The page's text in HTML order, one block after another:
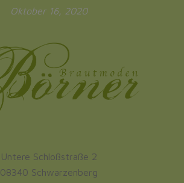
Oktober 16, 2020
Untere Schloßstraße 2
08340 Schwarzenberg